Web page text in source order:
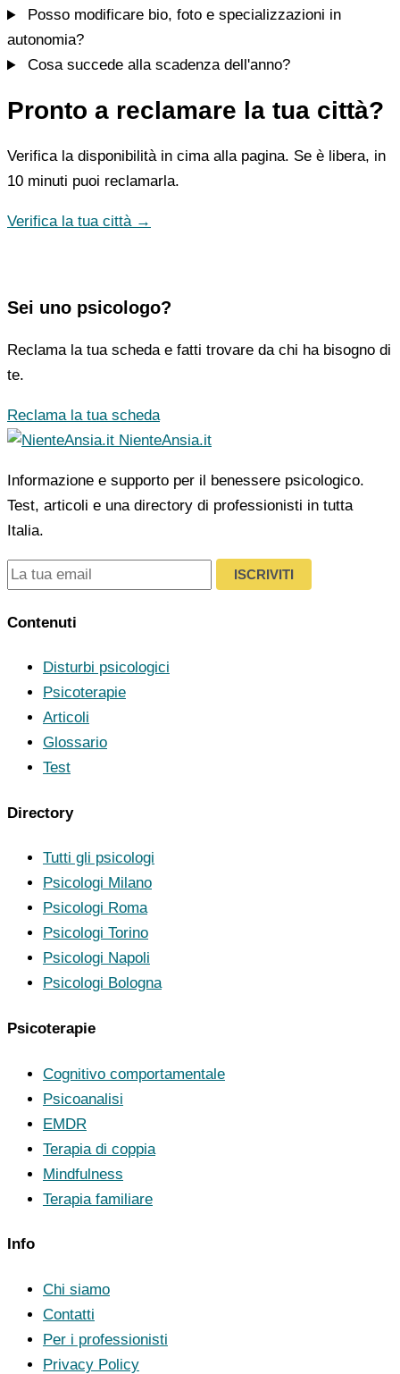
Posso modificare bio, foto e specializzazioni in
autonomia?
Cosa succede alla scadenza dell'anno?
Pronto a reclamare la tua città?
Verifica la disponibilità in cima alla pagina. Se è libera, in
10 minuti puoi reclamarla.
Verifica la tua città →
Sei uno psicologo?
Reclama la tua scheda e fatti trovare da chi ha bisogno di
te.
Reclama la tua scheda
NienteAnsia.it
Informazione e supporto per il benessere psicologico.
Test, articoli e una directory di professionisti in tutta
Italia.
ISCRIVITI
Contenuti
Disturbi psicologici
Psicoterapie
Articoli
Glossario
Test
Directory
Tutti gli psicologi
Psicologi Milano
Psicologi Roma
Psicologi Torino
Psicologi Napoli
Psicologi Bologna
Psicoterapie
Cognitivo comportamentale
Psicoanalisi
EMDR
Terapia di coppia
Mindfulness
Terapia familiare
Info
Chi siamo
Contatti
Per i professionisti
Privacy Policy